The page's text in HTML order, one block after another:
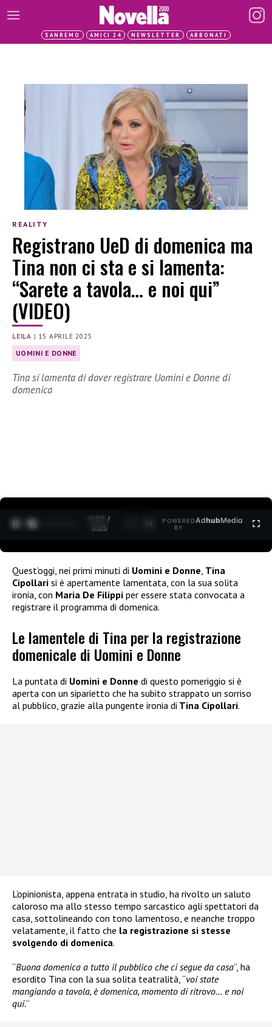
SANREMO AMICI 24 NEWSLETTER ABBONATI
REALITY
Registrano UeD di domenica ma
Tina non ci sta e si lamenta:
“Sarete a tavola… e noi qui”
(VIDEO)
LEILA | 15 APRILE 2025
UOMINI E DONNE
Tina si lamenta di dover registrare Uomini e Donne di
domenica
0:28 /
3:35
POWERED
BY
AdhubMedia
Quest’oggi, nei primi minuti di Uomini e Donne Tina
Cipollari si è apertamente lamentata, con la sua solita
ironia, con Maria De Filippi per essere stata convocata a
registrare il programma di domenica.
Le lamentele di Tina per la registrazione
domenicale di Uomini e Donne
La puntata di Uomini e Donne di questo pomeriggio si è
aperta con un siparietto che ha subito strappato un sorriso
al pubblico, grazie alla pungente ironia di Tina Cipollari.
L’opinionista, appena entrata in studio, ha rivolto un saluto
caloroso ma allo stesso tempo sarcastico agli spettatori da
casa, sottolineando con tono lamentoso, e neanche troppo
velatamente, il fatto che la registrazione si stesse
svolgendo di domenica.
“Buona domenica a tutto il pubblico che ci segue da casa”, ha
esordito Tina con la sua solita teatralità, “voi state
mangiando a tavola, è domenica, momento di ritrovo… e noi
qui.”